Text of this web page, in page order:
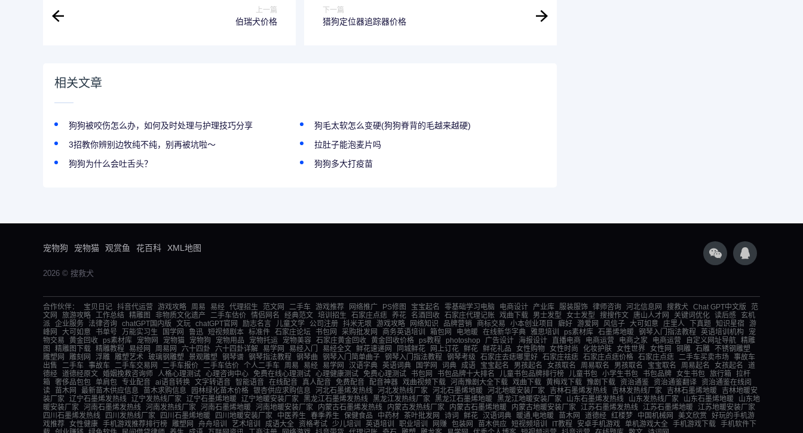
上一篇
伯瑞犬价格
下一篇
猎狗定位器追踪器价格
相关文章
狗狗被咬伤怎么办，如何及时处理与护理技巧分享
狗毛太软怎么变硬(狗狗脊背的毛越来越硬)
3招教你辨别边牧纯不纯，别再被坑啦～
拉肚子能泡麦片吗
狗狗为什么会吐舌头？
狗狗多大打疫苗
宠物狗 宠物猫 观赏鱼 花百科 XML地图
2026 © 搜救犬
合作伙伴： 宝贝日记 抖音代运营 游戏攻略 周易 易经 代理招生 范文网 二手车 游戏推荐 网络推广 PS修图 宝宝起名 零基础学习电脑 电商设计 产业库 服装服饰 律师咨询 河北信息网 搜救犬 Chat GPT中文版
范
文网
旅游攻略 工作总结 精雕图 非物质文化遗产 二手车估价 情侣网名 经典范文 培训招生 石家庄点痣 养花 名酒回收 石家庄代理记账 戏曲下载 男士发型 女士发型 搜搜作文 唐山人才网 关键词优化 读后感 玄机
派
企业服务 法律咨询 chatGPT国内版 文玩 chatGPT官网 励志名言 儿童文学 公司注册 抖米无垠 游戏攻略 网络知识 品牌营销 商标交易 小本创业项目 癖好 游爱网 风信子 大可如意 庄里人 下真题 知识星宿
游
峰网
大可如意 书单号 万能实习生 国学网 鲁迅 短视频剧本 标准件 石家庄论坛 书包网 采购批发网 商务英语培训 箱包网 电地暖 在线新华字典 雅思培训 ps素材库 石墨烯地暖 钢琴入门指法教程 英语培训机构
宠
物交易
黄金回收 ps素材库 宠物网 宠物猫 宠物狗 宠物用品 宠物托运 宠物美容 石家庄黄金回收 黄金回收价格 ps教程 photoshop 广告设计 海报设计 直播电商 电商运营 电商之家 电商运营 自定义网址导航 精雕
图
精雕图下载 精雕教程 易经网 周易网 六十四卦 六十四卦详解 易学网 易经入门 易经全文 鲜花速递网 同城鲜花 网上订花 鲜花 鲜花礼品 女性购物 女性时尚 化妆护肤 女性世界 女性网 铜雕 石雕
不锈钢雕塑
雕塑网
雕刻网 浮雕 雕塑艺术 玻璃钢雕塑 景观雕塑 钢琴谱 钢琴指法教程 钢琴曲 钢琴入门简单曲子 钢琴入门指法教程 钢琴考级 石家庄去痣哪里好 石家庄祛痣 石家庄点痣价格 石家庄点痣 二手车买卖市场
事故车
出售
二手车 事故车 二手车交易网 二手车报价 二手车估价 个人二手车 周易 易经 易学网 汉语字典 英语词典 国学网 词典 成语 宝宝起名 男孩起名 女孩取名 周易取名 男孩取名 宝宝取名 周易起名 女孩起名
道
德经 道德经原文 婚姻挽救咨询师 人格心理测试 心理咨询中心 免费在线心理测试 心理健康测试 免费心理测试 书包网 书包品牌十大排名 儿童书包品牌排行榜 儿童书包 小学生书包 书包品牌 女生书包 旅行箱
拉杆
箱
奢侈品包包 单肩包 专业配音 ai语音转换 文字转语音 智能语音 在线配音 真人配音 免费配音 配音神器 戏曲视频下载 河南豫剧大全下载 戏曲下载 黄梅戏下载 豫剧下载 资治通鉴 资治通鉴翻译
资治通鉴在线阅
读
苗木网 最新苗木供应信息 苗木求购信息 园林绿化苗木价格 银杏供应求购信息 河北石墨烯发热线 河北发热线厂家 河北石墨烯地暖 河北地暖安装厂家 吉林石墨烯发热线 吉林发热线厂家 吉林石墨烯地暖
吉林地暖安
装厂家 辽宁石墨烯发热线 辽宁发热线厂家 辽宁石墨烯地暖 辽宁地暖安装厂家 黑龙江石墨烯发热线 黑龙江发热线厂家 黑龙江石墨烯地暖 黑龙江地暖安装厂家 山东石墨烯发热线 山东发热线厂家 山东石墨烯地暖
山东地
暖安装厂家 河南石墨烯发热线 河南发热线厂家 河南石墨烯地暖 河南地暖安装厂家 内蒙古石墨烯发热线 内蒙古发热线厂家 内蒙古石墨烯地暖 内蒙古地暖安装厂家 江苏石墨烯发热线 江苏石墨烯地暖
江苏地暖安装厂家
四川石墨烯发热线
四川发热线厂家 四川石墨烯地暖 四川地暖安装厂家 中医养生 春季养生 保健食品 中药材 茶叶批发网 诗词 鲜花 汉语词典 暖通,电地暖 苗木网 道德经 红楼梦 中国机械网 美文欣赏
好玩的手机游
戏推荐 女性健康 手机游戏推荐排行榜 雕塑网 舟舟培训 艺术培训 成语大全 资格考试 少儿培训 英语培训 职业培训 网赚 包装网 苗木供应 短视频培训 IT教程 安卓手机游戏 单机游戏大全 手机游戏下载 手机软件下